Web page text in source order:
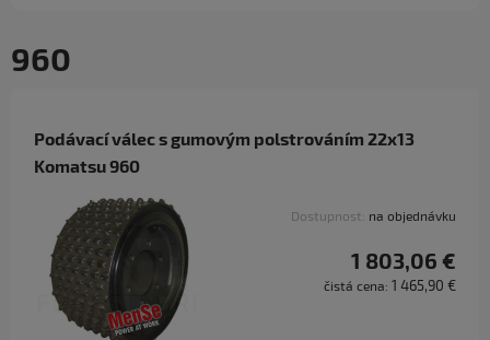
960
Podávací válec s gumovým polstrováním 22x13
Komatsu 960
Dostupnost: na objednávku
1 803,06 €
čistá cena: 1 465,90 €